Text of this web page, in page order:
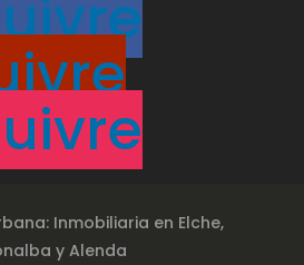
Inmobiliaria en Elche,
y Alenda